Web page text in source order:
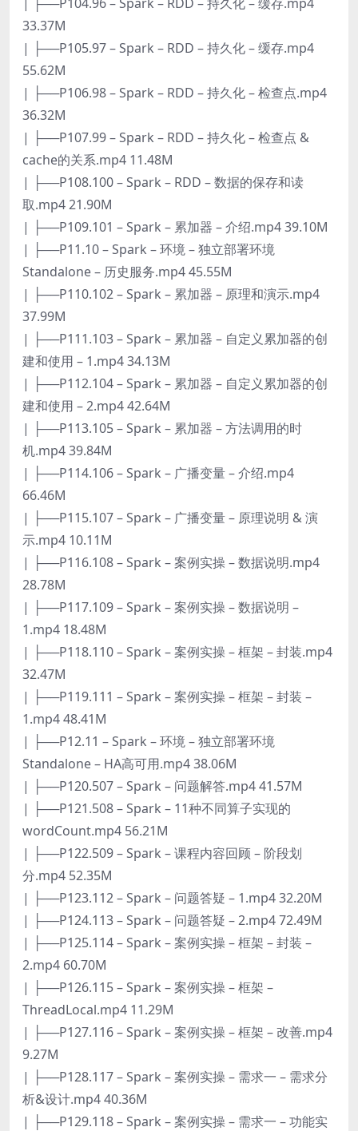
33.37M
| ├──P105.97 – Spark – RDD – 持久化 – 缓存.mp4
55.62M
| ├──P106.98 – Spark – RDD – 持久化 – 检查点.mp4
36.32M
| ├──P107.99 – Spark – RDD – 持久化 – 检查点 &
cache的关系.mp4 11.48M
| ├──P108.100 – Spark – RDD – 数据的保存和读
取.mp4 21.90M
| ├──P109.101 – Spark – 累加器 – 介绍.mp4 39.10M
| ├──P11.10 – Spark – 环境 – 独立部署环境
Standalone – 历史服务.mp4 45.55M
| ├──P110.102 – Spark – 累加器 – 原理和演示.mp4
37.99M
| ├──P111.103 – Spark – 累加器 – 自定义累加器的创
建和使用 – 1.mp4 34.13M
| ├──P112.104 – Spark – 累加器 – 自定义累加器的创
建和使用 – 2.mp4 42.64M
| ├──P113.105 – Spark – 累加器 – 方法调用的时
机.mp4 39.84M
| ├──P114.106 – Spark – 广播变量 – 介绍.mp4
66.46M
| ├──P115.107 – Spark – 广播变量 – 原理说明 & 演
示.mp4 10.11M
| ├──P116.108 – Spark – 案例实操 – 数据说明.mp4
28.78M
| ├──P117.109 – Spark – 案例实操 – 数据说明 –
1.mp4 18.48M
| ├──P118.110 – Spark – 案例实操 – 框架 – 封装.mp4
32.47M
| ├──P119.111 – Spark – 案例实操 – 框架 – 封装 –
1.mp4 48.41M
| ├──P12.11 – Spark – 环境 – 独立部署环境
Standalone – HA高可用.mp4 38.06M
| ├──P120.507 – Spark – 问题解答.mp4 41.57M
| ├──P121.508 – Spark – 11种不同算子实现的
wordCount.mp4 56.21M
| ├──P122.509 – Spark – 课程内容回顾 – 阶段划
分.mp4 52.35M
| ├──P123.112 – Spark – 问题答疑 – 1.mp4 32.20M
| ├──P124.113 – Spark – 问题答疑 – 2.mp4 72.49M
| ├──P125.114 – Spark – 案例实操 – 框架 – 封装 –
2.mp4 60.70M
| ├──P126.115 – Spark – 案例实操 – 框架 –
ThreadLocal.mp4 11.29M
| ├──P127.116 – Spark – 案例实操 – 框架 – 改善.mp4
9.27M
| ├──P128.117 – Spark – 案例实操 – 需求一 – 需求分
析&设计.mp4 40.36M
| ├──P129.118 – Spark – 案例实操 – 需求一 – 功能实